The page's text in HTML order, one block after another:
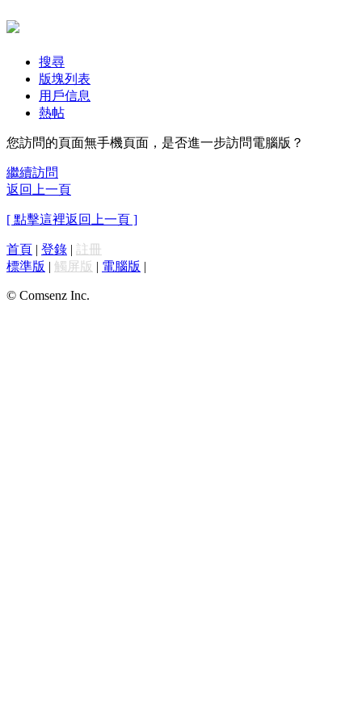
搜尋
版塊列表
用戶信息
熱帖
您訪問的頁面無手機頁面，是否進一步訪問電腦版？
繼續訪問
返回上一頁
[ 點擊這裡返回上一頁 ]
首頁 | 登錄 | 註冊
標準版 | 觸屏版 | 電腦版 |
© Comsenz Inc.